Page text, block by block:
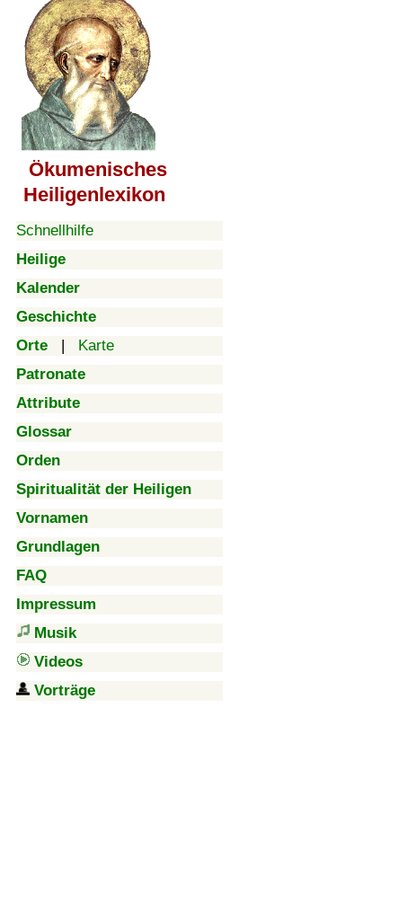
Ökumenisches
Heiligenlexikon
Schnellhilfe
Heilige
Kalender
Geschichte
Orte | Karte
Patronate
Attribute
Glossar
Orden
Spiritualität der Heiligen
Vornamen
Grundlagen
FAQ
Impressum
Musik
Videos
Vorträge